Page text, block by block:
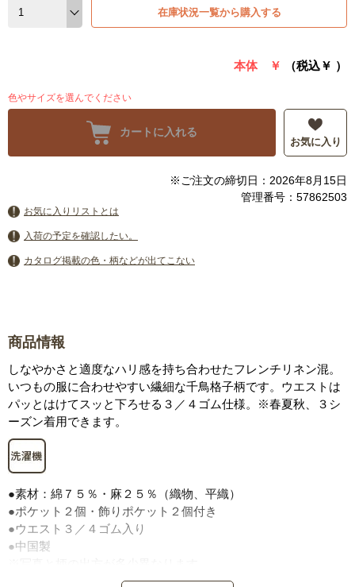
在庫状況一覧から購入する
本体 ￥ （税込￥ ）
色やサイズを選んでください
カートに入れる
お気に入り
※ご注文の締切日：2026年8月15日
管理番号：57862503
お気に入りリストとは
入荷の予定を確認したい。
カタログ掲載の色・柄などが出てこない
商品情報
しなやかさと適度なハリ感を持ち合わせたフレンチリネン混。
いつもの服に合わせやすい繊細な千鳥格子柄です。ウエストは
パッとはけてスッと下ろせる３／４ゴム仕様。※春夏秋、３シ
ーズン着用できます。
●素材：綿７５％・麻２５％（織物、平織）
●ポケット２個・飾りポケット２個付き
●ウエスト３／４ゴム入り
●中国製